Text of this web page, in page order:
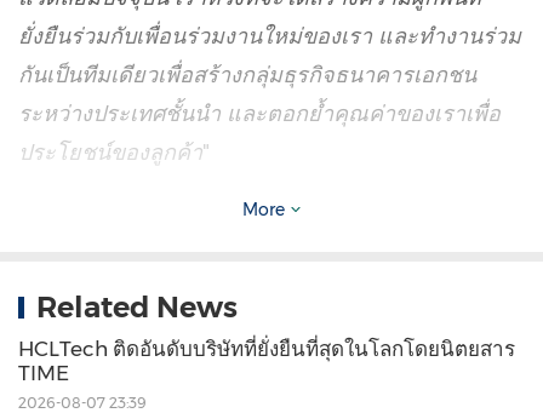
ยั่งยืนร่วมกับเพื่อนร่วมงานใหม่ของเรา และทำงานร่วม
กันเป็นทีมเดียวเพื่อสร้างกลุ่มธุรกิจธนาคารเอกชน
ระหว่างประเทศชั้นนำ และตอกย้ำคุณค่าของเราเพื่อ
ประโยชน์ของลูกค้า"
Fideuram - Intesa Sanpaolo Private Banking ซึ่ง
มีสำนักงานใหญ่อยู่ในเมืองมิลาน เป็นผู้ให้บริการไพร
เวทแบงกิ้งอันดับ 1 ในประเทศอิตาลี และเป็นบริษัทที่
More
Related News
HCLTech ติดอันดับบริษัทที่ยั่งยืนที่สุดในโลกโดยนิตยสาร
TIME
2026-08-07 23:39